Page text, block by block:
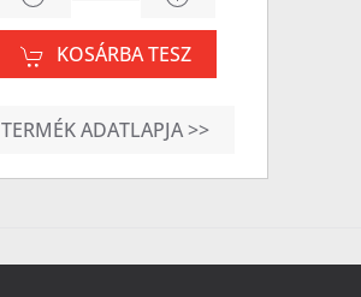
KOSÁRBA TESZ
TERMÉK ADATLAPJA >>